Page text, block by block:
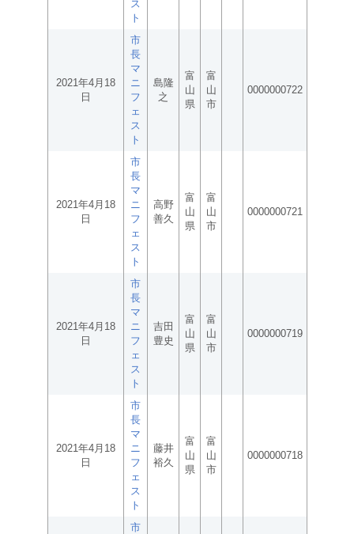
ス
ト
2021年4月18
日
市
長
マ
ニ
フ
ェ
ス
ト
島隆
之
富
山
県
富
山
市
0000000722
2021年4月18
日
市
長
マ
ニ
フ
ェ
ス
ト
高野
善久
富
山
県
富
山
市
0000000721
2021年4月18
日
市
長
マ
ニ
フ
ェ
ス
ト
吉田
豊史
富
山
県
富
山
市
0000000719
2021年4月18
日
市
長
マ
ニ
フ
ェ
ス
ト
藤井
裕久
富
山
県
富
山
市
0000000718
市